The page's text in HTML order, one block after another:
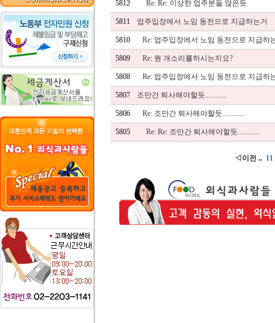
5812 Re: Re: 이상한 업주분들 많은듯
5811 업주입장에서 노임 동전으로 지급하는거
5810 Re: 업주입장에서 노임 동전으로 지급하
5809 Re: 뭔 개소리를하시는지요?
5808 Re: 업주입장에서 노임 동전으로 지급하
5807 조만간 퇴사해야할듯............
5806 Re: 조만간 퇴사해야할듯............
5805 Re: Re: 조만간 퇴사해야할듯............
◁이전 .. 11